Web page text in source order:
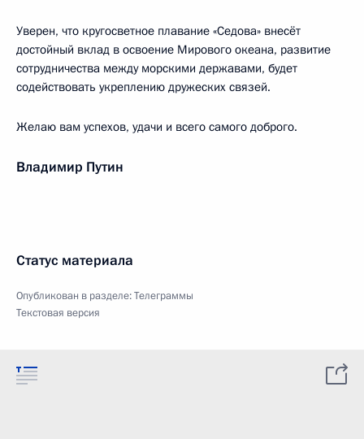
Уверен, что кругосветное плавание «Седова» внесёт
достойный вклад в освоение Мирового океана, развитие
сотрудничества между морскими державами, будет
содействовать укреплению дружеских связей.
Желаю вам успехов, удачи и всего самого доброго.
Владимир Путин
Статус материала
Опубликован в разделе:Телеграммы
Текстовая версия